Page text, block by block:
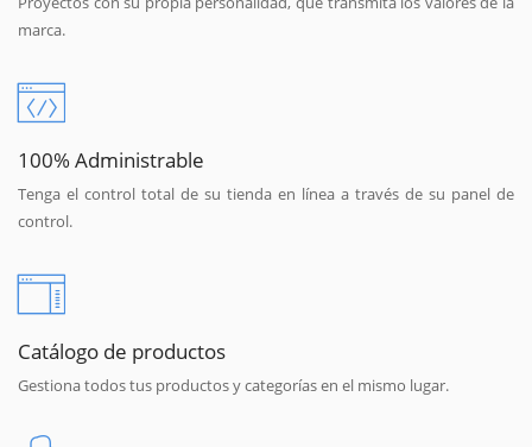
marca.
100% Administrable
Tenga el control total de su tienda en línea a través de su panel de
control.
Catálogo de productos
Gestiona todos tus productos y categorías en el mismo lugar.